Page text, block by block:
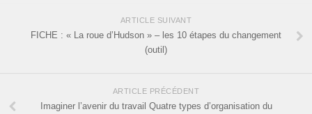
ARTICLE SUIVANT
FICHE : « La roue d’Hudson » – les 10 étapes du changement
(outil)
ARTICLE PRÉCÉDENT
Imaginer l’avenir du travail Quatre types d’organisation du